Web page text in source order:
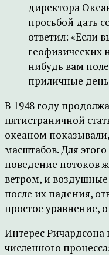
директора
просьбой дать
ответил: «Если
геофизических
нибудь вам
приличные
В 1948 году
пятистраничной
океаном
масштабов. Для
поведение потоков
ветром, и
после их падения,
простое уравнение,
Интерес Ричардсона
численного